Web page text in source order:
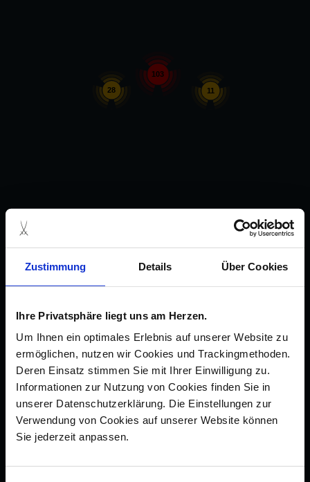
Zustimmung Details Über Cookies
Ihre Privatsphäre liegt uns am Herzen.
Um Ihnen ein optimales Erlebnis auf unserer Website zu
ermöglichen, nutzen wir Cookies und Trackingmethoden.
Deren Einsatz stimmen Sie mit Ihrer Einwilligung zu.
Informationen zur Nutzung von Cookies finden Sie in
unserer Datenschutzerklärung. Die Einstellungen zur
Verwendung von Cookies auf unserer Website können
Sie jederzeit anpassen.
103
11
28